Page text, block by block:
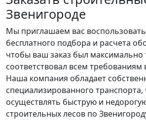
Звенигороде
Мы приглашаем вас
бесплатного подбора и расчета
чтобы ваш заказ был
соответствовал всем требованиям
Наша компания обладает
специализированного транспорта,
осуществлять быструю и
строительных лесов по